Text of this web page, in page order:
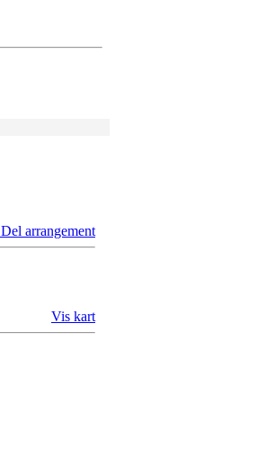
Del arrangement
Vis kart